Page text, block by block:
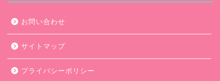
お問い合わせ
サイトマップ
プライバシーポリシー